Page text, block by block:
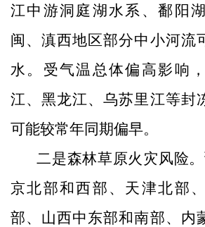
江中游洞庭湖水系、鄱阳
闽、滇西地区部分中小河流
水。受气温总体偏高影响
江、黑龙江、乌苏里江等封
可能较常年同期偏早。
二是森林草原火灾风险
京北部和西部、天津北部
部、山西中东部和南部、内